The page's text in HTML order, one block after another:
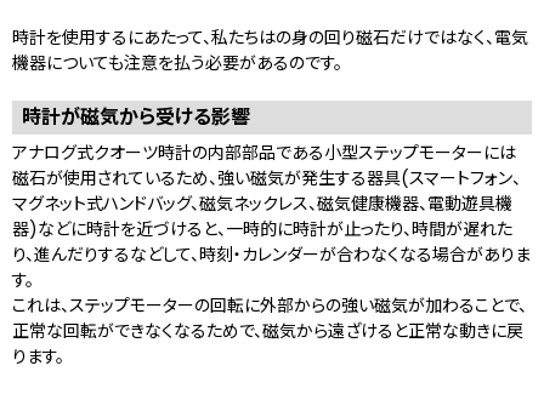
時計を使用するにあたって、私たちはの身の回り磁石だけではなく、電気
機器についても注意を払う必要があるのです。
時計が磁気から受ける影響
アナログ式クオーツ時計の内部部品である小型ステップモーターには
磁石が使用されているため、強い磁気が発生する器具(スマートフォン、
マグネット式ハンドバッグ、磁気ネックレス、磁気健康機器、電動遊具機
器)などに時計を近づけると、一時的に時計が止ったり、時間が遅れた
り、進んだりするなどして、時刻・カレンダーが合わなくなる場合がありま
す。
これは、ステップモーターの回転に外部からの強い磁気が加わることで、
正常な回転ができなくなるためで、磁気から遠ざけると正常な動きに戻
ります。